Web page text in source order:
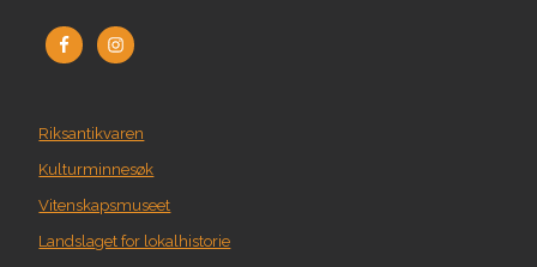
Riksantikvaren
Kulturminnesøk
Vitenskapsmuseet
Landslaget for lokalhistorie